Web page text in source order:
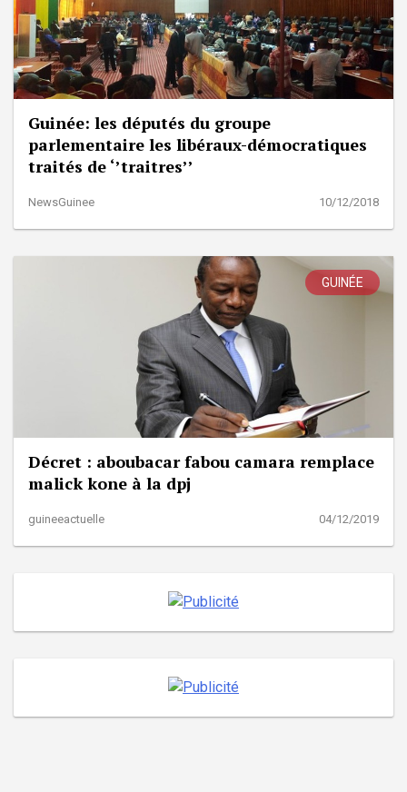
Guinée: les députés du groupe
parlementaire les libéraux-démocratiques
traités de ‘’traitres’’
NewsGuinee 10/12/2018
GUINÉE
Décret : aboubacar fabou camara remplace
malick kone à la dpj
guineeactuelle 04/12/2019